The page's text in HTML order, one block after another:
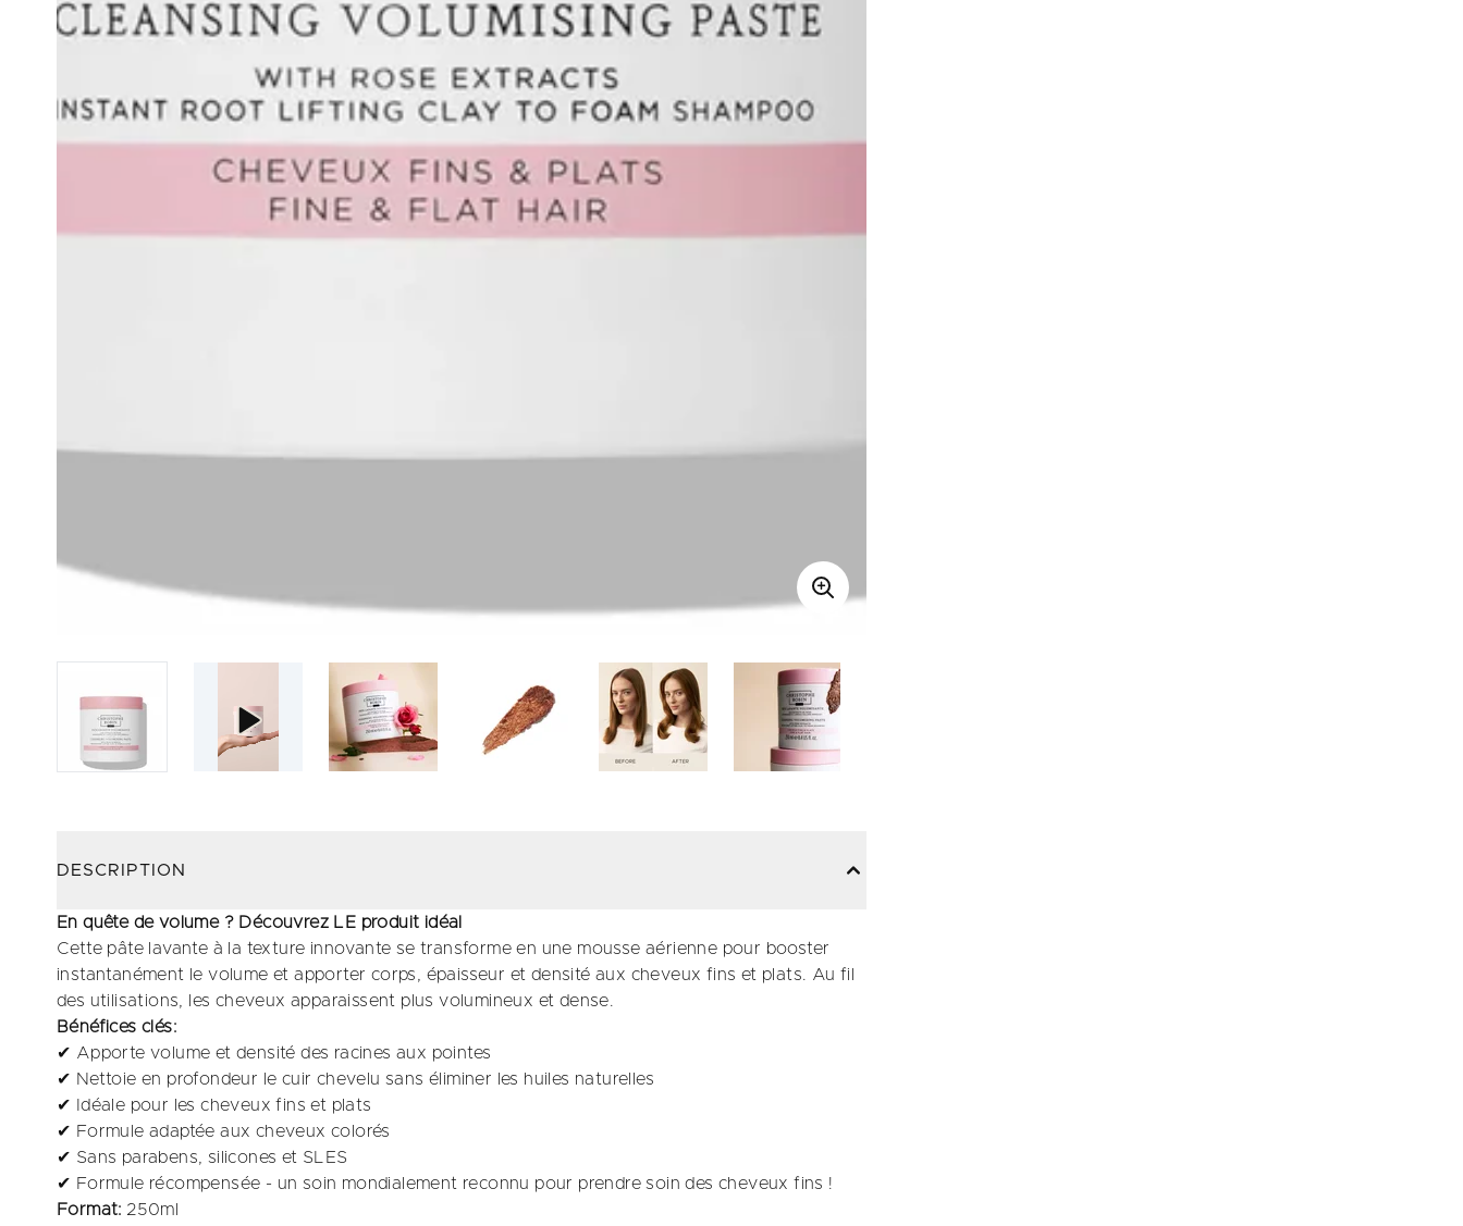
DESCRIPTION
En quête de volume ? Découvrez LE produit idéal
Cette pâte lavante à la texture innovante se transforme en une mousse aérienne pour booster
instantanément le volume et apporter corps, épaisseur et densité aux cheveux fins et plats. Au fil
des utilisations, les cheveux apparaissent plus volumineux et dense.
Bénéfices clés:
✔ Apporte volume et densité des racines aux pointes
✔ Nettoie en profondeur le cuir chevelu sans éliminer les huiles naturelles
✔ Idéale pour les cheveux fins et plats
✔ Formule adaptée aux cheveux colorés
✔ Sans parabens, silicones et SLES
✔ Formule récompensée - un soin mondialement reconnu pour prendre soin des cheveux fins !
Format: 250ml